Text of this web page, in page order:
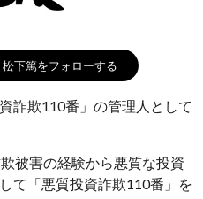
下篤をフォローする
詐欺110番」の管理人として
被害の経験から悪質な投資
て「悪質投資詐欺110番」を